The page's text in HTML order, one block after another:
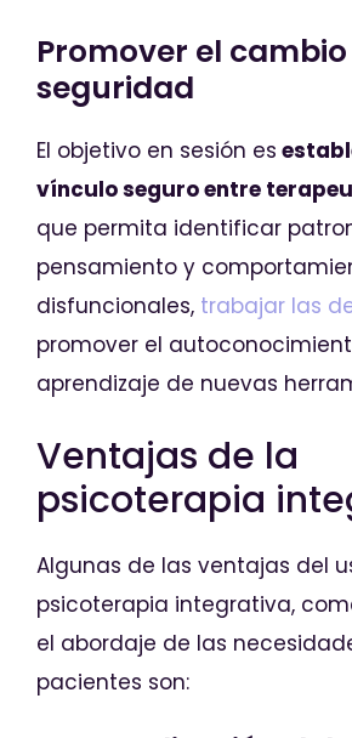
Promover el
seguridad
El objetivo en sesión es
vínculo seguro entre
que permita identificar
pensamiento y
disfuncionales, trabajar las
promover el
aprendizaje de nuevas
Ventajas de la
psicoterapia
Algunas de las ventajas del
psicoterapia integrativa,
el abordaje de las
pacientes son: